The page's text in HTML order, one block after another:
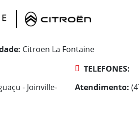
Citroen La Fontaine
- Joinville-
TELEFONES:
Atendimento: